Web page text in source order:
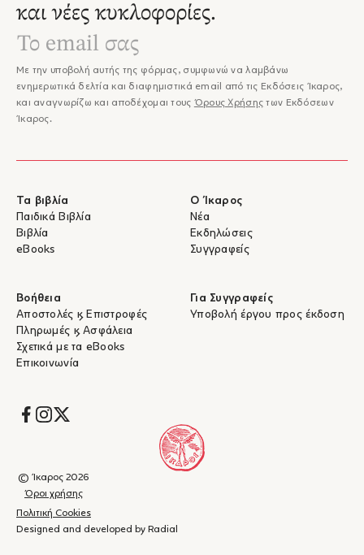
και νέες κυκλοφορίες.
Με την υποβολή αυτής της φόρμας, συμφωνώ να λαμβάνω
ενημερωτικά δελτία και διαφημιστικά email από τις Εκδόσεις Ίκαρος,
και αναγνωρίζω και αποδέχομαι τους Όρους Χρήσης των Εκδόσεων
Ίκαρος.
Τα βιβλία
Παιδικά Βιβλία
Βιβλία
eBooks
Ο Ίκαρος
Νέα
Εκδηλώσεις
Συγγραφείς
Βοήθεια
Αποστολές & Επιστροφές
Πληρωμές & Ασφάλεια
Σχετικά με τα eBooks
Επικοινωνία
Για Συγγραφείς
Υποβολή έργου προς έκδοση
Socials
© Ίκαρος 2026
Όροι χρήσης
Πολιτική Cookies
Designed and developed by Radial